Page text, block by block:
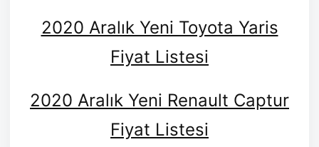
2020 Aralık Yeni Toyota Yaris
Fiyat Listesi
2020 Aralık Yeni Renault Captur
Fiyat Listesi